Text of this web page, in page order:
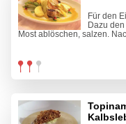
Für den
Dazu
Most ablöschen, salzen.